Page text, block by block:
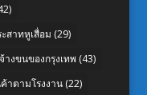
สาทหูเสื่อม (29)
างขนของกรุงเทพ (43)
าตามโรงงาน(22)